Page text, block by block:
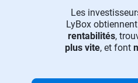
Les
LyBox
rentabilités,
plus vite, et font